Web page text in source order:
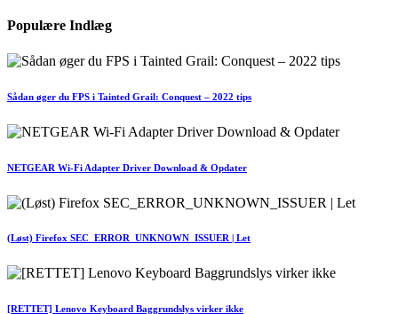
Populære Indlæg
Sådan øger du FPS i Tainted Grail: Conquest – 2022 tips
NETGEAR Wi-Fi Adapter Driver Download & Opdater
(Løst) Firefox SEC_ERROR_UNKNOWN_ISSUER | Let
[RETTET] Lenovo Keyboard Baggrundslys virker ikke